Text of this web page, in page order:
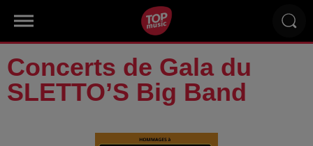
Concerts de Gala du
SLETTO’S Big Band